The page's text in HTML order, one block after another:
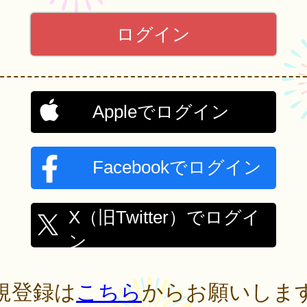
Appleでログイン
Facebookでログイン
X（旧Twitter）でログイ
ン
登録はこちらからお願いしま